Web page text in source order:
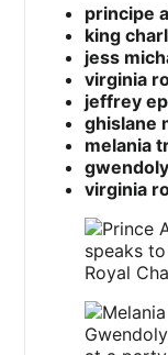
principe
king
jess
virginia
jeffrey
ghislane
melania
virginia